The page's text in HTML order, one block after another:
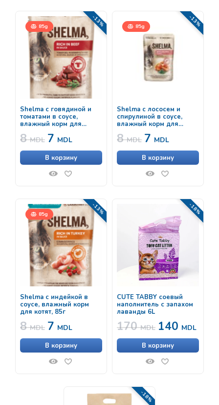
85g -13%
Shelma с говядиной и
томатами в соусе,
влажный корм для
8MDL 7 MDL
В корзину
85g -13%
Shelma с лососем и
спирулиной в соусе,
влажный корм для
85г
8MDL 7 MDL
В корзину
85g -13%
Shelma с индейкой в
соусе, влажный корм
для котят, 85г
8MDL 7 MDL
В корзину
-18%
CUTE TABBY соевый
наполнитель с запахом
лаванды 6L
170MDL 140 MDL
В корзину
-18%